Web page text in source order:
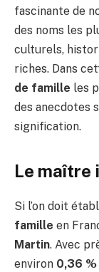
fascinante de
des noms les
culturels,
riches. Dans
de famille les
des anecdotes
signification.
Le maître
Si l’on doit
famille en
Martin. Avec
environ 0,36 %